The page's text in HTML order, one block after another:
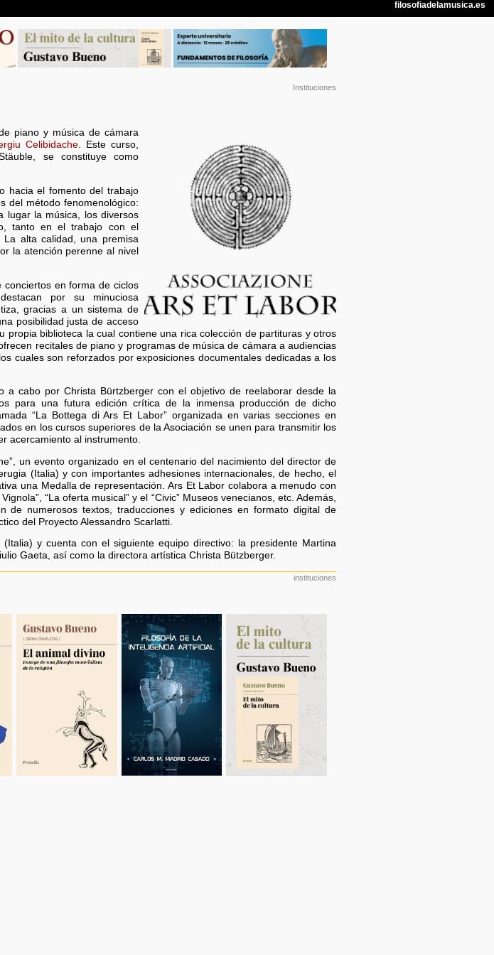
Instituciones
piano y música de cámara
Celibidache. Este curso,
se constituye como
hacia el fomento del trabajo
del método fenomenológico:
lugar la música, los diversos
tanto en el trabajo con el
alta calidad, una premisa
la atención perenne al nivel
conciertos en forma de ciclos
por su minuciosa
gracias a un sistema de
posibilidad justa de acceso
propia biblioteca la cual contiene una rica colección de partituras y otros
recitales de piano y programas de música de cámara a audiencias
cuales son reforzados por exposiciones documentales dedicadas a los
a cabo por Christa Bürtzberger con el objetivo de reelaborar desde la
para una futura edición crítica de la inmensa producción de dicho
“La Bottega di Ars Et Labor” organizada en varias secciones en
en los cursos superiores de la Asociación se unen para transmitir los
acercamiento al instrumento.
un evento organizado en el centenario del nacimiento del director de
(Italia) y con importantes adhesiones internacionales, de hecho, el
una Medalla de representación. Ars Et Labor colabora a menudo con
“La oferta musical” y el “Civic” Museos venecianos, etc. Además,
numerosos textos, traducciones y ediciones en formato digital de
del Proyecto Alessandro Scarlatti.
y cuenta con el siguiente equipo directivo: la presidente Martina
Gaeta, así como la directora artística Christa Bützberger.
instituciones